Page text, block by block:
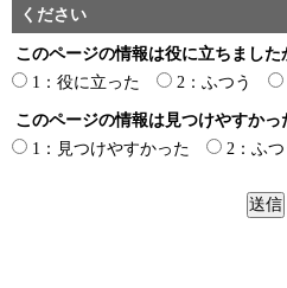
ください
このページの情報は役に立ちました
1：役に立った
2：ふつう
このページの情報は見つけやすかっ
1：見つけやすかった
2：ふつ